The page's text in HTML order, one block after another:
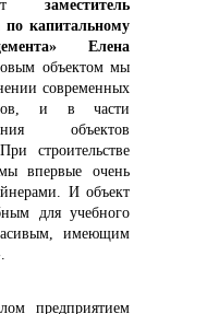
заместитель
по капитальному
Елена
объектом мы
современных
и в части
объектов
строительстве
впервые очень
И объект
для учебного
имеющим
предприятием